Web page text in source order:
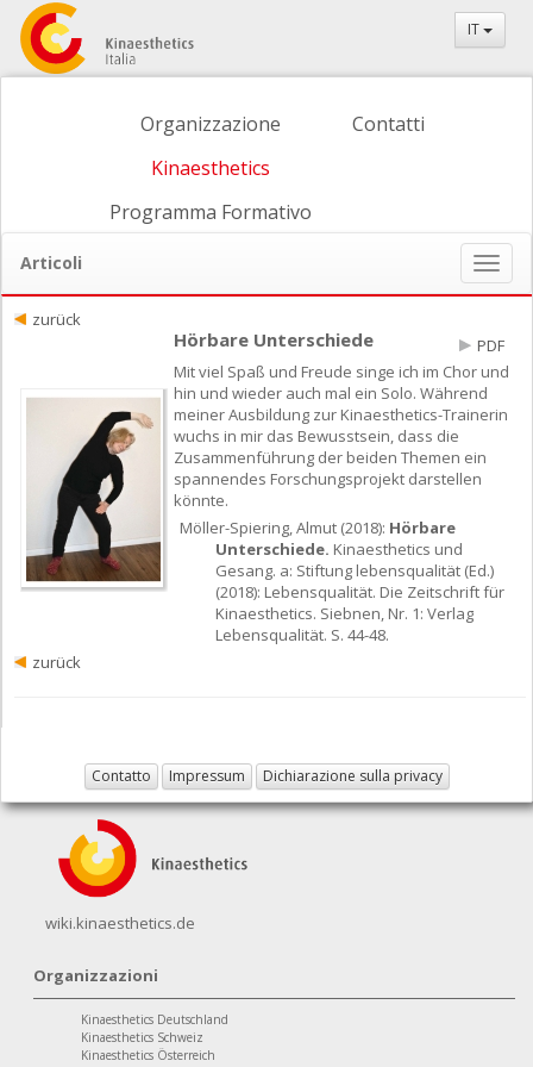
IT
Organizzazione
Kinaesthetics
Programma Formativo
Contatti
Articoli
ein-/
zurück
Hörbare Unterschiede
PDF
Mit viel Spaß und Freude singe ich im Chor und
hin und wieder auch mal ein Solo. Während
meiner Ausbildung zur Kinaesthetics-Trainerin
wuchs in mir das Bewusstsein, dass die
Zusammenführung der beiden Themen ein
spannendes Forschungsprojekt darstellen
könnte.
Möller-Spiering, Almut (2018): Hörbare
Unterschiede. Kinaesthetics und
Gesang. a: Stiftung lebensqualität (Ed.)
(2018): Lebensqualität. Die Zeitschrift für
Kinaesthetics. Siebnen, Nr. 1: Verlag
Lebensqualität. S. 44-48.
zurück
Contatto Impressum Dichiarazione sulla privacy
wiki.kinaesthetics.de
Organizzazioni
Kinaesthetics Deutschland
Kinaesthetics Schweiz
Kinaesthetics Österreich